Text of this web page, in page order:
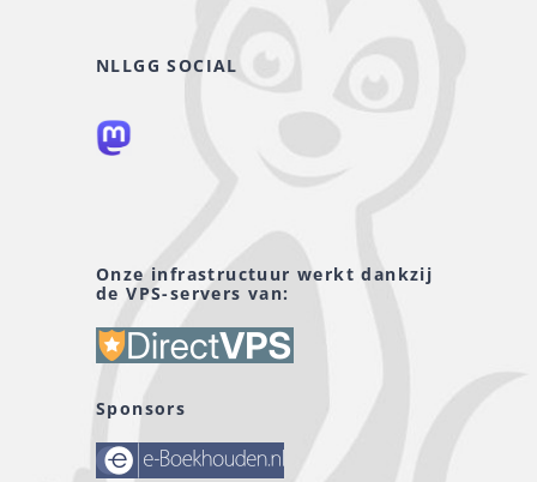
NLLGG SOCIAL
Onze infrastructuur werkt dankzij
de VPS-servers van:
Sponsors